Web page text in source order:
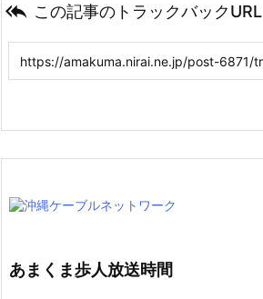
 この記事のトラックバックURL
あまくま歩人放送時間